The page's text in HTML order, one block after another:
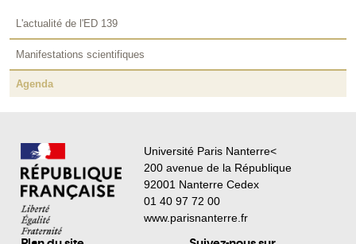
L'actualité de l'ED 139
Manifestations scientifiques
Agenda
Université Paris Nanterre<
200 avenue de la République
92001 Nanterre Cedex
01 40 97 72 00
www.parisnanterre.fr